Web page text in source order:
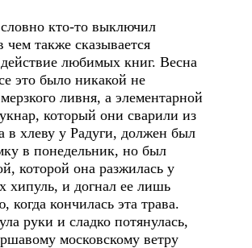
кто-то выключил
чем также сказывается
любимых книг. Весна
это было никакой не
ливня, а элементарной
который они сварили из
в хлеву у Радуги, должен был
в понедельник, но был
которой она разжилась у
хипуль, и догнал ее лишь
когда кончилась эта трава.
руки и сладко потянулась,
московскому ветру